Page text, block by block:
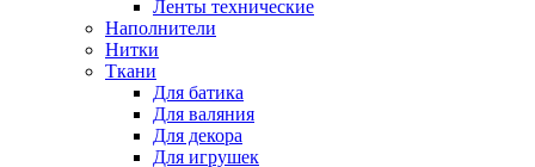
Ленты технические
Наполнители
Нитки
Ткани
Для батика
Для валяния
Для декора
Для игрушек